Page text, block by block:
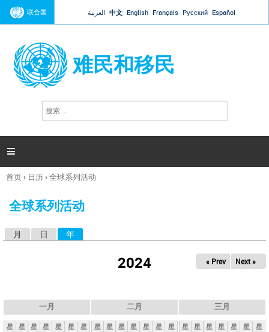
Jump to navigation
联合国 العربية 中文 English Français Русский Español
难民和移民
搜
索

你
这
首页› 日历›全球系列活动
全球系列活动
月 日 年
2024 « Prev Next »
一月
星 星 星 星 星 星
星
二月
星 星 星 星 星 星 星
三月
星 星 星 星 星 星 星